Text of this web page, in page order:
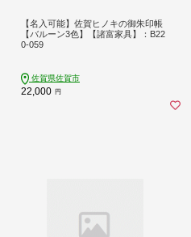
【名入可能】佐賀ヒノキの御朱印帳
【バルーン3色】【諸富家具】：B22
0-059
佐賀県佐賀市
22,000 円